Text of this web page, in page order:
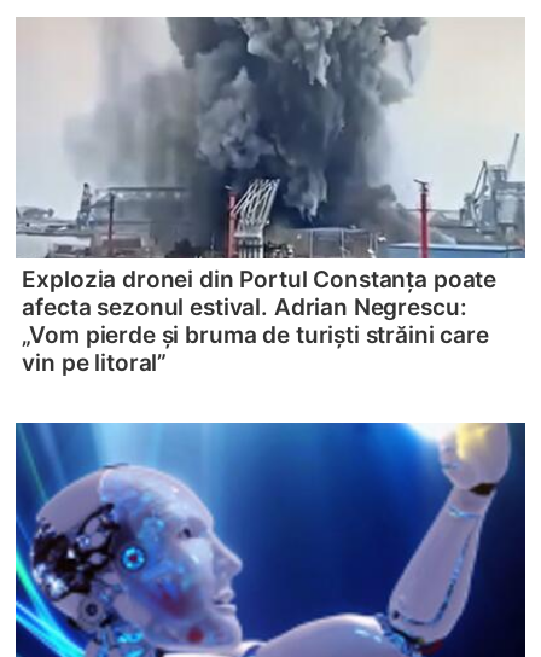
Explozia dronei din Portul Constanța poate
afecta sezonul estival. Adrian Negrescu:
„Vom pierde și bruma de turiști străini care
vin pe litoral”